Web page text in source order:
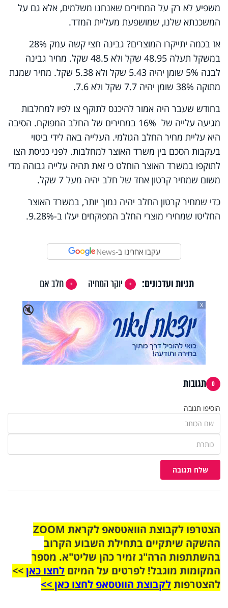
משפיע לא רק על המחירים שאנחנו משלמים, אלא גם על
המשכנתא שלנו, שמושפעת מעליית המדד.
אז בכמה יתייקרו המוצרים? גבינה חצי קשה עמק 28%
במשקל תעלה 48.95 שקל ולא 48.5 שקל. מחיר גבינה
לבנה 5% שומן יהיה 5.43 שקל ולא 5.38 שקל. מחיר שמנת
מתוקה 38% שומן יהיה 7.7 שקל ולא 7.6.
בחודש שעבר היה אמור להיכנס לתוקף צו לפיו למחלבות
מגיעה עלייה של 16% במחירים של החלב המפוקח. הסיבה
היא עליית מחיר החלב הגולמי. העלייה באה לידי ביטוי
בעקבות הסכם בין משרד האוצר למחלבות. לפני כניסת הצו
לתוקפו במשרד האוצר הוחלט כי זאת תהיה עלייה גבוהה מדי
משום שמחיר קרטון אחד של חלב יהיה מעל 7 שקל.
כדי שמחיר קרטון החלב יהיה נמוך יותר, במשרד האוצר
החליטו שמחירי מוצרי החלב המפוקחים יעלו ב-9.28%.
עקבו אחרינו ב-News
תגיות ועדכונים: יוקר המחיה
חלב אם
🔇
X
0 תגובות
הוסיפו תגובה
שלח תגובה
הצטרפו לקבוצת הוואטסאפ לקראת ZOOM
ההשקה שיתקיים בתחילת השבוע הקרוב
בהשתתפות הרה"ג זמיר כהן שליט"א. מספר
המקומות מוגבל! לפרטים על המיזם לחצו כאן>>
להצטרפותלקבוצת הווטסאפ לחצו כאן >>